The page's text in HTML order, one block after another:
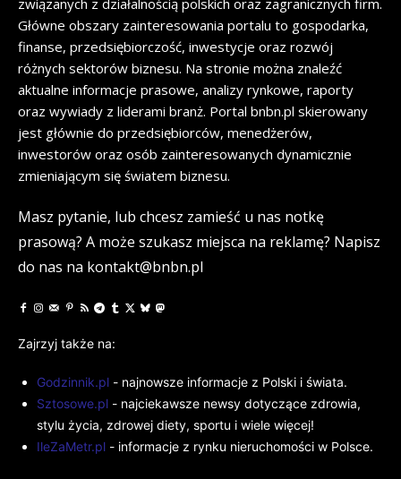
Główne obszary zainteresowania portalu to gospodarka,
finanse, przedsiębiorczość, inwestycje oraz rozwój
różnych sektorów biznesu. Na stronie można znaleźć
aktualne informacje prasowe, analizy rynkowe, raporty
oraz wywiady z liderami branż. Portal bnbn.pl skierowany
jest głównie do przedsiębiorców, menedżerów,
inwestorów oraz osób zainteresowanych dynamicznie
zmieniającym się światem biznesu.
Masz pytanie, lub chcesz zamieść u nas notkę
prasową? A może szukasz miejsca na reklamę? Napisz
do nas na kontakt@bnbn.pl
Zajrzyj także na:
Godzinnik.pl - najnowsze informacje z Polski i świata.
Sztosowe.pl - najciekawsze newsy dotyczące zdrowia,
stylu życia, zdrowej diety, sportu i wiele więcej!
IleZaMetr.pl - informacje z rynku nieruchomości w Polsce.